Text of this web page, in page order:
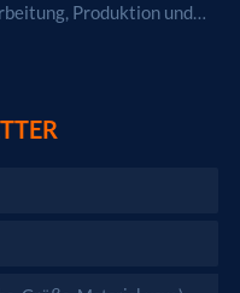
Produktion und
die
durch die
werden.)